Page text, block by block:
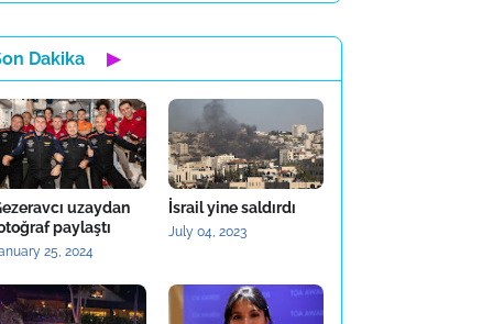
Dakika ▶
uzaydan
paylaştı
25, 2024
İsrail yine saldırdı
July 04, 2023